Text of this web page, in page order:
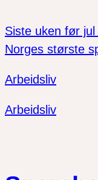
Siste uken før
Norges største
Arbeidsliv
Arbeidsliv